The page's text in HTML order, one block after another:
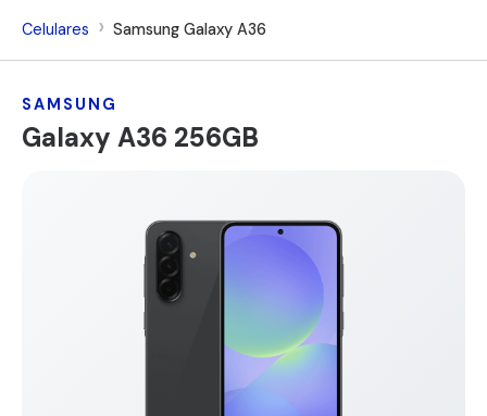
Celulares Samsung Galaxy A36
SAMSUNG
Galaxy A36 256GB